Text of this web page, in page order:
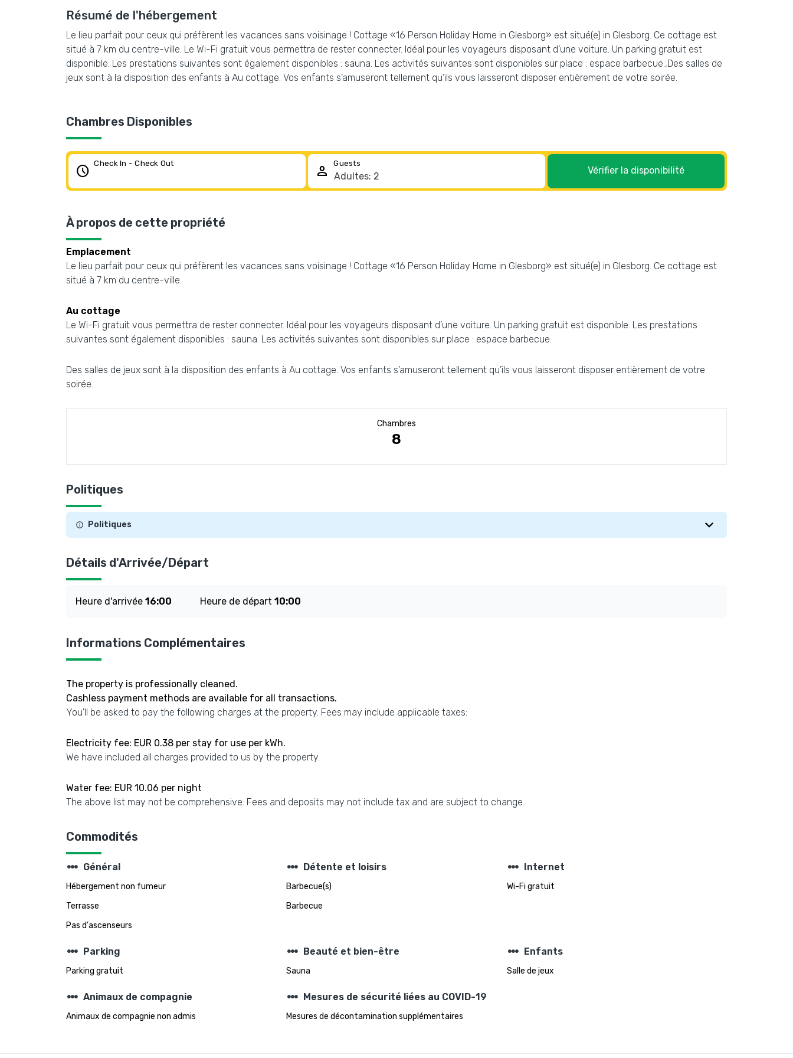
Résumé de l'hébergement
Le lieu parfait pour ceux qui préfèrent les vacances sans voisinage ! Cottage «16 Person Holiday Home in Glesborg» est situé(e) in Glesborg. Ce cottage est
situé à 7 km du centre-ville. Le Wi-Fi gratuit vous permettra de rester connecter. Idéal pour les voyageurs disposant d’une voiture. Un parking gratuit est
disponible. Les prestations suivantes sont également disponibles : sauna. Les activités suivantes sont disponibles sur place : espace barbecue.,Des salles de
jeux sont à la disposition des enfants à Au cottage. Vos enfants s’amuseront tellement qu’ils vous laisseront disposer entièrement de votre soirée.
Chambres Disponibles
schedule Check In - Check Out person Guests
Vérifier la disponibilité
À propos de cette propriété
Emplacement
Le lieu parfait pour ceux qui préfèrent les vacances sans voisinage ! Cottage «16 Person Holiday Home in Glesborg» est situé(e) in Glesborg. Ce cottage est
situé à 7 km du centre-ville.
Au cottage
Le Wi-Fi gratuit vous permettra de rester connecter. Idéal pour les voyageurs disposant d’une voiture. Un parking gratuit est disponible. Les prestations
suivantes sont également disponibles : sauna. Les activités suivantes sont disponibles sur place : espace barbecue.
Des salles de jeux sont à la disposition des enfants à Au cottage. Vos enfants s’amuseront tellement qu’ils vous laisseront disposer entièrement de votre
soirée.
Chambres
8
Politiques
Politiques
Détails d'Arrivée/Départ
Heure d'arrivée 16:00 Heure de départ 10:00
Informations Complémentaires
The property is professionally cleaned.
Cashless payment methods are available for all transactions.
You'll be asked to pay the following charges at the property. Fees may include applicable taxes:
Electricity fee: EUR 0.38 per stay for use per kWh.
We have included all charges provided to us by the property.
Water fee: EUR 10.06 per night
The above list may not be comprehensive. Fees and deposits may not include tax and are subject to change.
Commodités
steppers Général
Hébergement non fumeur
Terrasse
Pas d'ascenseurs
steppers Détente et loisirs
Barbecue(s)
Barbecue
steppers Internet
Wi-Fi gratuit
steppers Parking
Parking gratuit
steppers Beauté et bien-être
Sauna
steppers Enfants
Salle de jeux
steppers Animaux de compagnie
Animaux de compagnie non admis
steppers Mesures de sécurité liées au COVID-19
Mesures de décontamination supplémentaires